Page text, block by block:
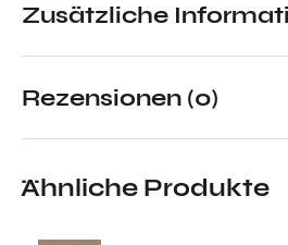
Zusätzliche
Rezensionen (0)
Ähnliche Produkte